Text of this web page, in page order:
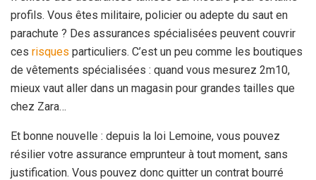
profils. Vous êtes militaire, policier ou adepte du saut en
parachute ? Des assurances spécialisées peuvent couvrir
ces risques particuliers. C’est un peu comme les boutiques
de vêtements spécialisées : quand vous mesurez 2m10,
mieux vaut aller dans un magasin pour grandes tailles que
chez Zara…
Et bonne nouvelle : depuis la loi Lemoine, vous pouvez
résilier votre assurance emprunteur à tout moment, sans
justification. Vous pouvez donc quitter un contrat bourré